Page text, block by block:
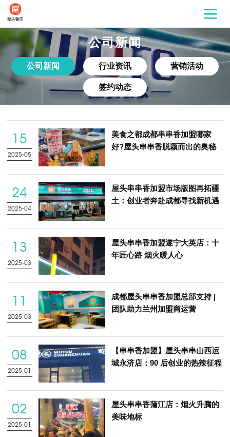
公司新闻
公司新闻 行业资讯 营销活动
签约动态
15
2025-05
美食之都成都串串香加盟哪家
好?屋头串串香脱颖而出的奥秘
24
2025-04
屋头串串香加盟市场版图再拓疆
土：创业者奔赴成都寻找新机遇
13
2025-03
屋头串串香加盟遂宁大英店：十
年匠心路 烟火暖人心
11
2025-03
成都屋头串串香加盟总部支持 |
团队助力兰州加盟商运营
08
2025-01
【串串香加盟】屋头串串山西运
城永济店：90 后创业的热辣征程
02
2025-01
屋头串串香蒲江店：烟火升腾的
美味地标